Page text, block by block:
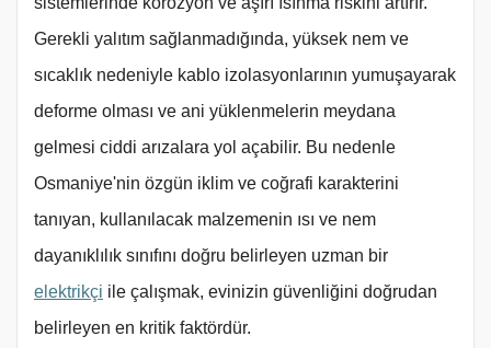
Gerekli yalıtım sağlanmadığında, yüksek nem ve
sıcaklık nedeniyle kablo izolasyonlarının yumuşayarak
deforme olması ve ani yüklenmelerin meydana
gelmesi ciddi arızalara yol açabilir. Bu nedenle
Osmaniye'nin özgün iklim ve coğrafi karakterini
tanıyan, kullanılacak malzemenin ısı ve nem
dayanıklılık sınıfını doğru belirleyen uzman bir
elektrikçi ile çalışmak, evinizin güvenliğini doğrudan
belirleyen en kritik faktördür.